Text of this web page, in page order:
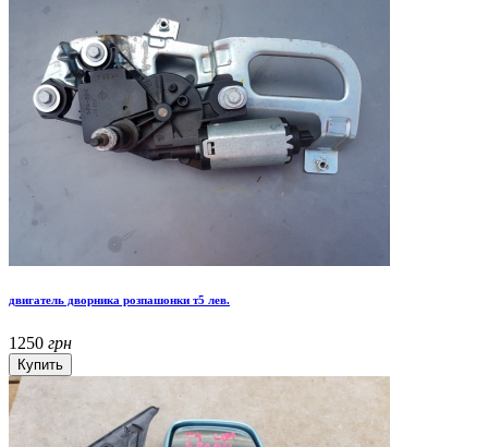
двигатель дворника розпашонки т5 лев.
1250 грн